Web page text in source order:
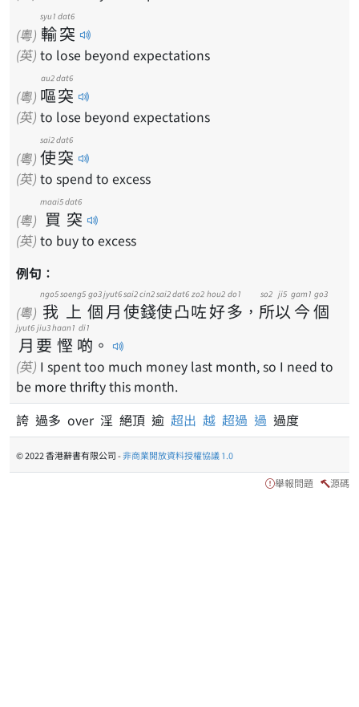
(粵) 輸
syu1
突
dat6
(英) to lose beyond expectations
(粵) 嘔
au2
突
dat6
(英) to lose beyond expectations
(粵) 使
sai2
突
dat6
(英) to spend to excess
(粵) 買
maai5
突
dat6
(英) to buy to excess
例句：
(粵) 我
ngo5
上
soeng5
個
go3
月
jyut6
使
sai2
錢
cin2
使
sai2
凸
dat6
咗
zo2
好
hou2
多
do1
， 所
so2
以
ji5
今
gam1
個
go3
月
jyut6
要
jiu3
慳
haan1
啲
di1
。
(英) I spent too much money last month, so I need to
be more thrifty this month.
誇 過多 over 淫 絕頂 逾 超出 越 超過 過 過度
© 2022 香港辭書有限公司 -非商業開放資料授權協議 1.0
舉報問題 源碼